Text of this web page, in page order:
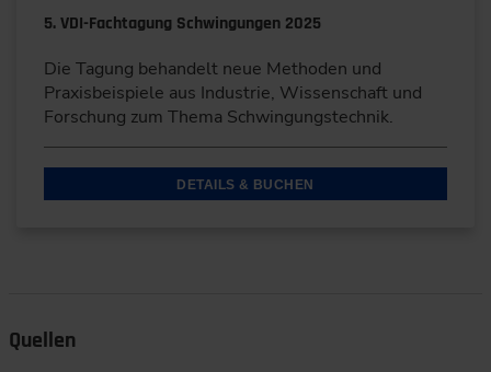
5. VDI-Fachtagung Schwingungen 2025
Die Tagung behandelt neue Methoden und
Praxisbeispiele aus Industrie, Wissenschaft und
Forschung zum Thema Schwingungstechnik.
DETAILS & BUCHEN
Quellen